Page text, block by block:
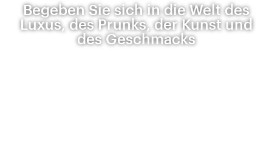
Begeben Sie sich in die Welt des
Luxus, des Prunks, der Kunst und
des Geschmacks